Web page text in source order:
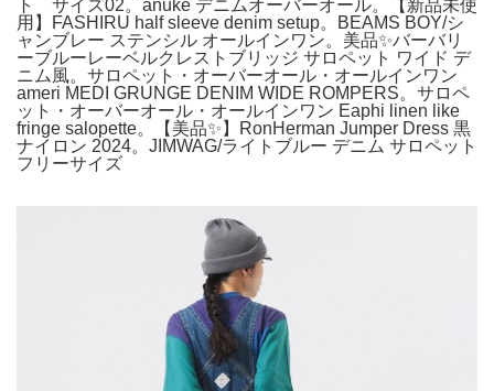
ト サイズ02。anuke デニムオーバーオール。【新品未使
用】FASHIRU half sleeve denim setup。BEAMS BOY/シ
ャンブレー ステンシル オールインワン。美品✨バーバリ
ーブルーレーベルクレストブリッジ サロペット ワイド デ
ニム風。サロペット・オーバーオール・オールインワン
ameri MEDI GRUNGE DENIM WIDE ROMPERS。サロペ
ット・オーバーオール・オールインワン Eaphi linen like
fringe salopette。【美品✨️】RonHerman Jumper Dress 黒
ナイロン 2024。JIMWAG/ライトブルー デニム サロペット
フリーサイズ